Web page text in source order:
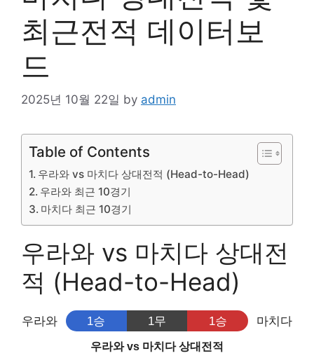
최근전적 데이터보
드
2025년 10월 22일 by admin
Table of Contents
우라와 vs 마치다 상대전적 (Head-to-Head)
우라와 최근 10경기
마치다 최근 10경기
우라와 vs 마치다 상대전
적 (Head-to-Head)
우라와 1승 1무 1승 마치다
우라와 vs 마치다 상대전적